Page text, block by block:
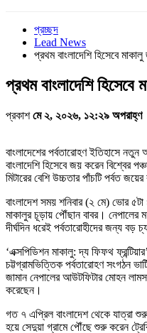
প্রচ্ছদ
Lead News
প্রথম বাংলাদেশি হিসেবে
প্রথম বাংলাদেশি
প্রকাশমে ২, ২০২৬, ১২:২৯ অপরাহ্ণ
বাংলাদেশের পর্বতারোহণ ইতিহাসে
বাংলাদেশি হিসেবে জয় করেন বিশ্বের
মিটারের বেশি উচ্চতার পাঁচটি পর্বত
বাংলাদেশ সময় শনিবার (২ মে) ভোর
মাকালুর চূড়ায় পৌঁছান বাবর। নেপালের
দীর্ঘদিন ধরেই পর্বতারোহীদের জন্য বড়
‘এক্সপিডিশন মাকালু: দ্য ফিফথ
চট্টগ্রামভিত্তিক পর্বতারোহণ সংগঠন
জামান নেপালের আউটফিটার মোহন
করেছেন।
গত ৭ এপ্রিল বাংলাদেশ থেকে যাত্রা
হয়ে সেদুয়া গ্রামে পৌঁছে শুরু করেন